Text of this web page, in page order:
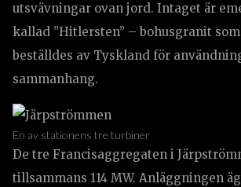
utsvävningar ovan jord. Intaget är
kallad ”Hitlersten” – bohusgranit
beställdes av Tyskland för
sammanhang.
En av stationens tre turbiner
De tre Francisaggregaten i
tillsammans 114 MW. Anläggningen